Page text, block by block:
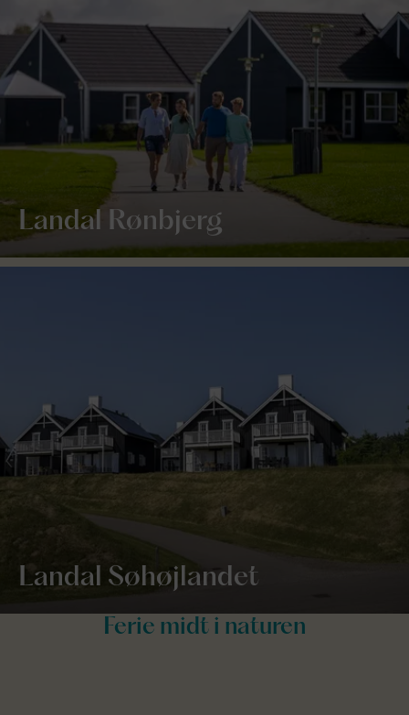
Landal Rønbjerg
Landal Søhøjlandet